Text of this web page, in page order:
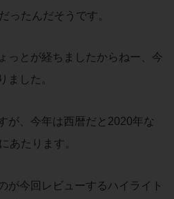
ったんだそうです。
っとが経ちましたからねー、今
ました。
が、今年は西暦だと2020年な
あたります。
が今回レビューするハイライト